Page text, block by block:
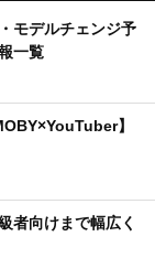
モデルチェンジ予
一覧
】
者向けまで幅広く